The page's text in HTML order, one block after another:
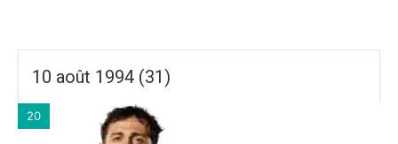
10 août 1994 (31)
20